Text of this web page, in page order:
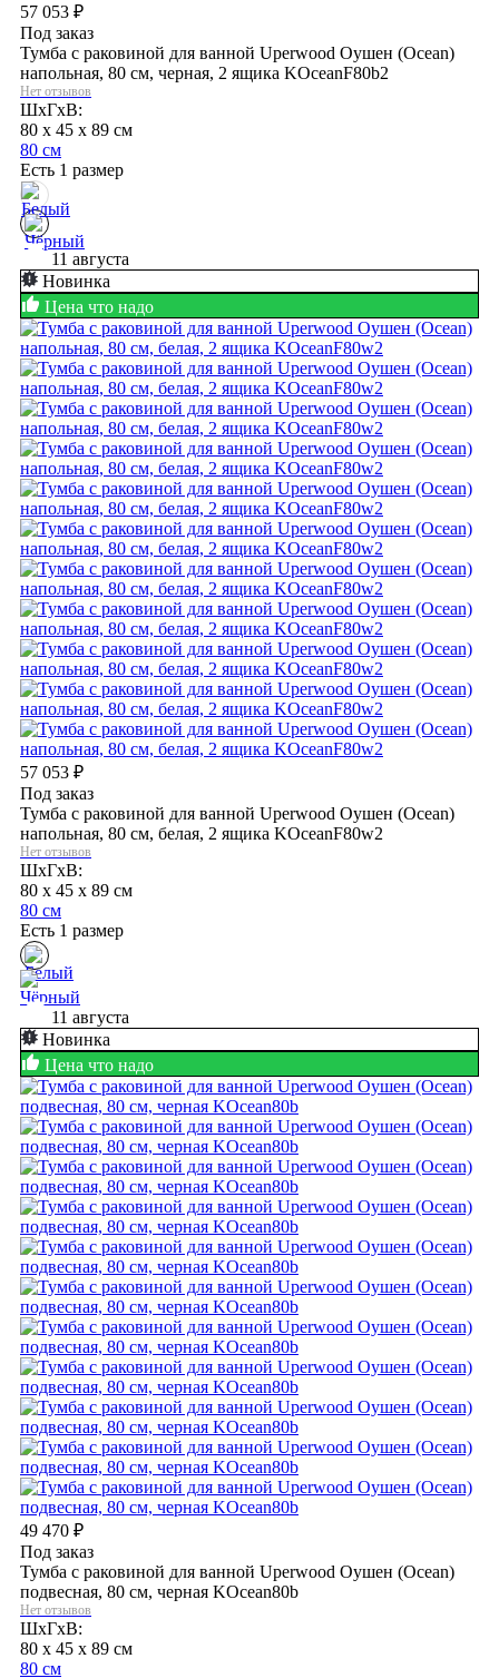
57 053 ₽
Под заказ
Тумба с раковиной для ванной Uperwood Оушен (Ocean)
напольная, 80 см, черная, 2 ящика KOceanF80b2
Нет отзывов
ШхГхВ:
80 x 45 x 89 см
80 см
Есть 1 размер
11 августа
Новинка
Цена что надо
57 053 ₽
Под заказ
Тумба с раковиной для ванной Uperwood Оушен (Ocean)
напольная, 80 см, белая, 2 ящика KOceanF80w2
Нет отзывов
ШхГхВ:
80 x 45 x 89 см
80 см
Есть 1 размер
11 августа
Новинка
Цена что надо
49 470 ₽
Под заказ
Тумба с раковиной для ванной Uperwood Оушен (Ocean)
подвесная, 80 см, черная KOcean80b
Нет отзывов
ШхГхВ:
80 x 45 x 89 см
80 см